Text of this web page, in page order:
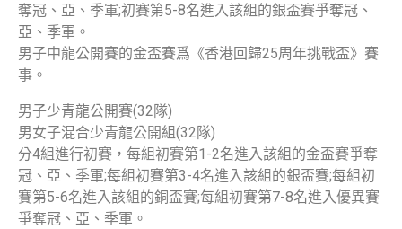
奪冠、亞、季軍;初賽第5-8名進入該組的銀盃賽爭奪冠、
亞、季軍。
男子中龍公開賽的金盃賽爲《香港回歸25周年挑戰盃》賽
事。
男子少青龍公開賽(32隊)
男女子混合少青龍公開組(32隊)
分4組進行初賽，每組初賽第1-2名進入該組的金盃賽爭奪
冠、亞、季軍;每組初賽第3-4名進入該組的銀盃賽;每組初
賽第5-6名進入該組的銅盃賽;每組初賽第7-8名進入優異賽
爭奪冠、亞、季軍。